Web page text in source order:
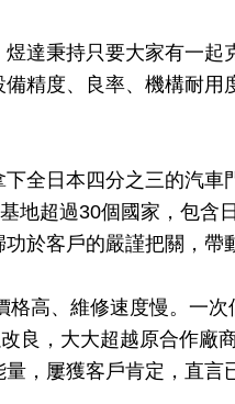
達秉持只要大家有一
精度、良率、機構耐
全日本四分之三的汽
超過30個國家，包含
於客戶的嚴謹把關，帶
高、維修速度慢。一
良，大大超越原合作廠
，屢獲客戶肯定，直言